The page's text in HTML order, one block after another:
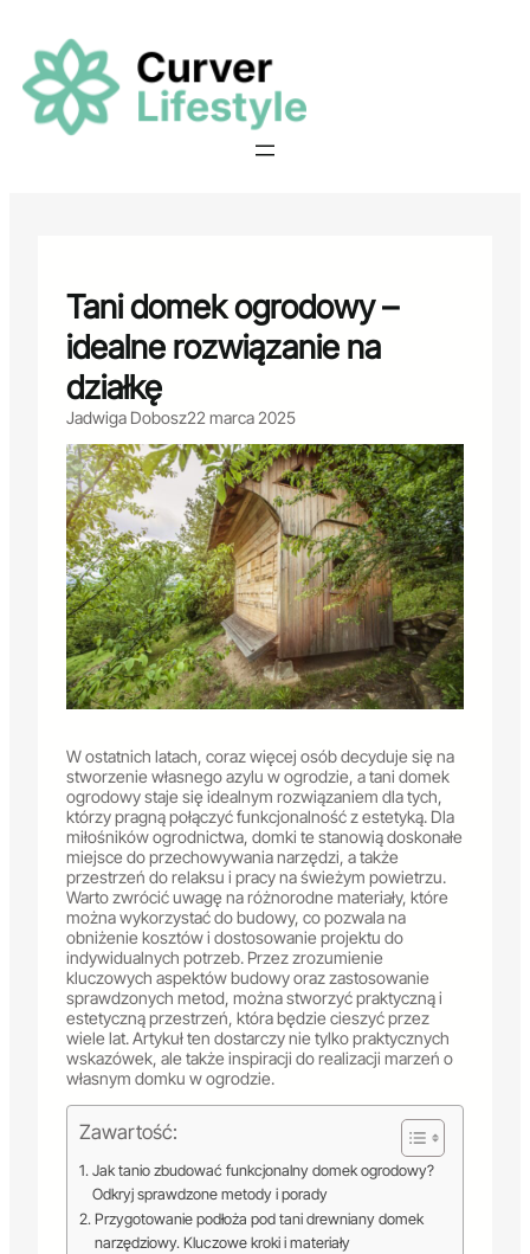
treści
Tani domek ogrodowy –
idealne rozwiązanie na
działkę
Jadwiga Dobosz22 marca 2025
W ostatnich latach, coraz więcej osób decyduje się na
stworzenie własnego azylu w ogrodzie, a tani domek
ogrodowy staje się idealnym rozwiązaniem dla tych,
którzy pragną połączyć funkcjonalność z estetyką. Dla
miłośników ogrodnictwa, domki te stanowią doskonałe
miejsce do przechowywania narzędzi, a także
przestrzeń do relaksu i pracy na świeżym powietrzu.
Warto zwrócić uwagę na różnorodne materiały, które
można wykorzystać do budowy, co pozwala na
obniżenie kosztów i dostosowanie projektu do
indywidualnych potrzeb. Przez zrozumienie
kluczowych aspektów budowy oraz zastosowanie
sprawdzonych metod, można stworzyć praktyczną i
estetyczną przestrzeń, która będzie cieszyć przez
wiele lat. Artykuł ten dostarczy nie tylko praktycznych
wskazówek, ale także inspiracji do realizacji marzeń o
własnym domku w ogrodzie.
Zawartość:
Jak tanio zbudować funkcjonalny domek ogrodowy?
Odkryj sprawdzone metody i porady
Przygotowanie podłoża pod tani drewniany domek
narzędziowy. Kluczowe kroki i materiały